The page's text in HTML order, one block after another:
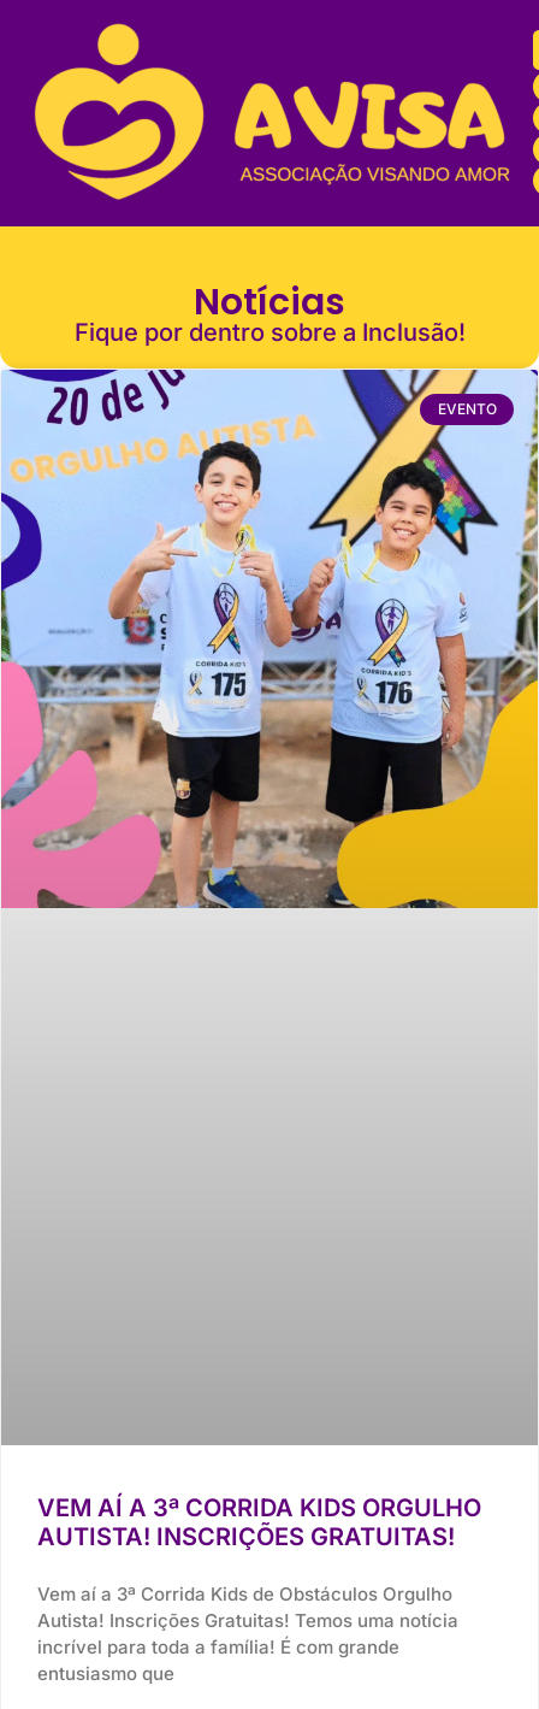
Notícias
Fique por dentro sobre a Inclusão!
EVENTO
VEM AÍ A 3ª CORRIDA KIDS ORGULHO
AUTISTA! INSCRIÇÕES GRATUITAS!
Vem aí a 3ª Corrida Kids de Obstáculos Orgulho
Autista! Inscrições Gratuitas! Temos uma notícia
incrível para toda a família! É com grande
entusiasmo que